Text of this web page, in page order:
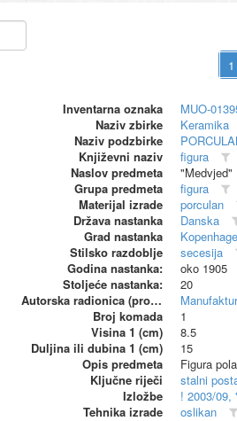
Inventarna oznaka
MUO-
Naziv zbirke
Keramika
Naziv podzbirke
Književni naziv
figura
Naslov predmeta
"Medvjed"
Grupa predmeta
figura
Materijal izrade
porculan
Država nastanka
Danska
Grad nastanka
Stilsko razdoblje
secesija
Godina nastanka:
oko 1905
Stoljeće nastanka:
20
Autorska radionica (proizvođač)
Broj komada
1
Visina 1 (cm)
8.5
Duljina ili dubina 1 (cm)
15
Opis predmeta
Figura
Ključne riječi
stalni
Izložbe
! 2003/09,
Tehnika izrade
oslikan